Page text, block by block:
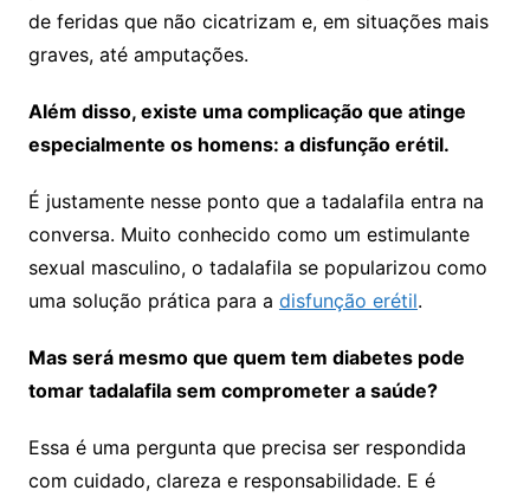
de feridas que não cicatrizam e, em situações mais
graves, até amputações.
Além disso, existe uma complicação que atinge
especialmente os homens: a disfunção erétil.
É justamente nesse ponto que a tadalafila entra na
conversa. Muito conhecido como um estimulante
sexual masculino, o tadalafila se popularizou como
uma solução prática para a disfunção erétil.
Mas será mesmo que quem tem diabetes pode
tomar tadalafila sem comprometer a saúde?
Essa é uma pergunta que precisa ser respondida
com cuidado, clareza e responsabilidade. E é